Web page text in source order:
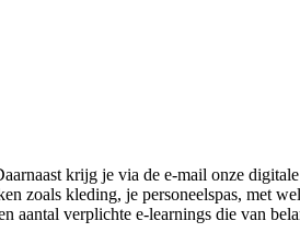
krijg je via de e-mail onze
zoals kleding, je personeelspas, met
aantal verplichte e-learnings die van